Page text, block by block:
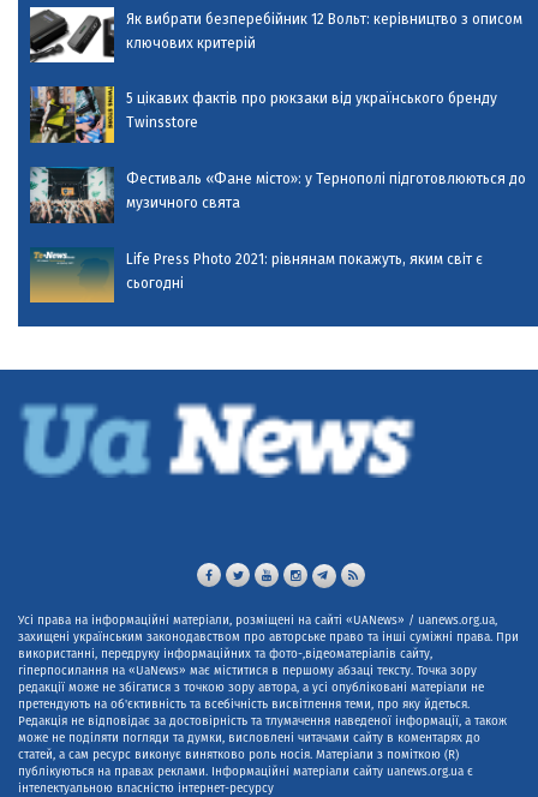
Як вибрати безперебійник 12 Вольт: керівництво з описом
ключових критерій
5 цікавих фактів про рюкзаки від українського бренду
Twinsstore
Фестиваль «Фане місто»: у Тернополі підготовлюються до
музичного свята
Life Press Photo 2021: рівнянам покажуть, яким світ є
сьогодні
Усі права на інформаційні матеріали, розміщені на сайті «UANews» / uanews.org.ua,
захищені українським законодавством про авторське право та інші суміжні права. При
використанні, передруку інформаційних та фото-,відеоматеріалів сайту,
гіперпосилання на «UaNews» має міститися в першому абзаці тексту. Точка зору
редакції може не збігатися з точкою зору автора, а усі опубліковані матеріали не
претендують на об'єктивність та всебічність висвітлення теми, про яку йдеться.
Редакція не відповідає за достовірність та тлумачення наведеної інформації, а також
може не поділяти погляди та думки, висловлені читачами сайту в коментарях до
статей, а сам ресурс виконує винятково роль носія. Матеріали з поміткою (R)
публікуються на правах реклами. Інформаційні матеріали сайту uanews.org.ua є
інтелектуальною власністю інтернет-ресурсу